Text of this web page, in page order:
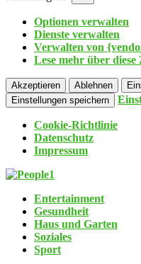
Optionen verwalten
Dienste verwalten
Verwalten von
Lese mehr über diese
Akzeptieren Ablehnen
Einstellungen speichern
Cookie-Richtlinie
Datenschutz
Impressum
Entertainment
Gesundheit
Haus und Garten
Soziales
Sport